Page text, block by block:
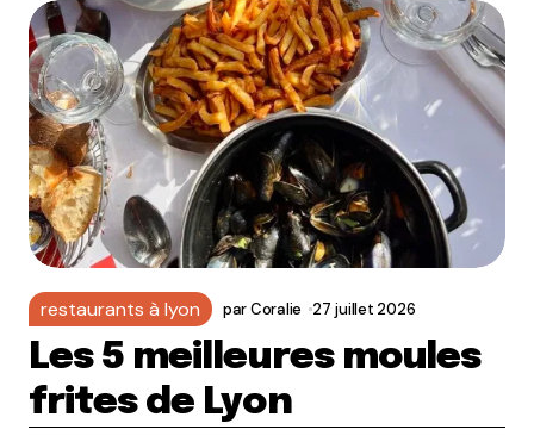
restaurants à lyon parCoralie 27 juillet 2026
Les 5 meilleures moules
frites de Lyon